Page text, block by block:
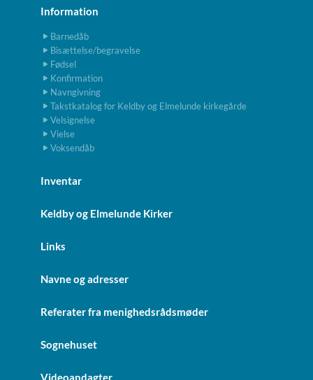
Information
Barnedåb
Bisættelse/begravelse
Fødsel
Konfirmation
Navngivning
Takstkatalog for Keldby og Elmelunde kirkegårde
Velsignelse
Vielse
Voksendåb
Inventar
Keldby og Elmelunde Kirker
Links
Navne og adresser
Referater fra menighedsrådsmøder
Sognehuset
Videoandagter